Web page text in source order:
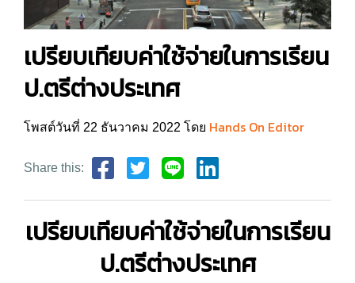
เปรียบเทียบค่าใช้จ่ายในการเรียน
ป.ตรีต่างประเทศ
โพสต์วันที่ 22 ธันวาคม 2022 โดย Hands On Editor
Share this:
เปรียบเทียบค่าใช้จ่ายในการเรียน
ป.ตรีต่างประเทศ